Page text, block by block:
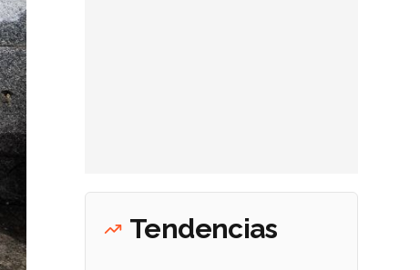
Tendencias